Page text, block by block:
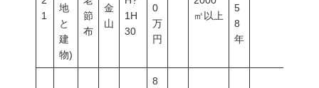
1
地
と
建
物)
節
布
金
山
1H
30
0
万
円
㎡以上
5
8
年
8